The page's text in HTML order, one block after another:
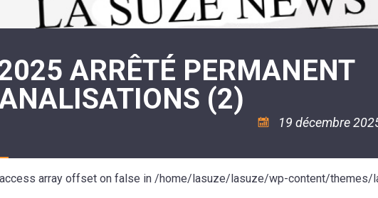
AUTONOMIE
LE
POLICE
MUNICIPALE
/
RISQUES
CARAVANES
HALTE
À
LA
array offset on false in /home/lasuze/lasuze/wp-content/themes/
ARRÊTÉ PERMANENT
(2)
19 décembre